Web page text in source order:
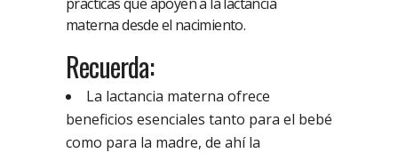
materna desde el nacimiento.
Recuerda:
La lactancia materna ofrece
beneficios esenciales tanto para el bebé
como para la madre, de ahí la